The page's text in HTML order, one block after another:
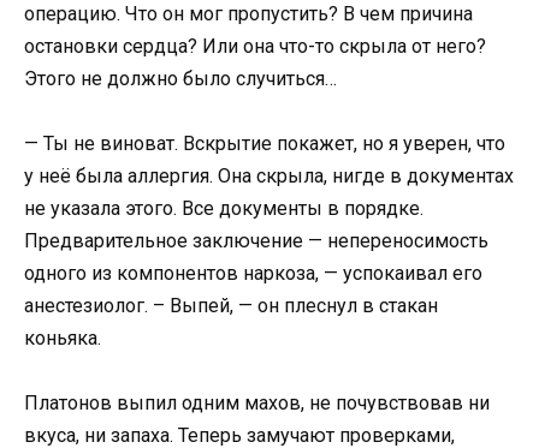
операцию. Что он мог пропустить? В чем причина
остановки сердца? Или она что-то скрыла от него?
Этого не должно было случиться…
— Ты не виноват. Вскрытие покажет, но я уверен, что
у неё была аллергия. Она скрыла, нигде в документах
не указала этого. Все документы в порядке.
Предварительное заключение — непереносимость
одного из компонентов наркоза, — успокаивал его
анестезиолог. – Выпей, — он плеснул в стакан
коньяка.
Платонов выпил одним махов, не почувствовав ни
вкуса, ни запаха. Теперь замучают проверками,